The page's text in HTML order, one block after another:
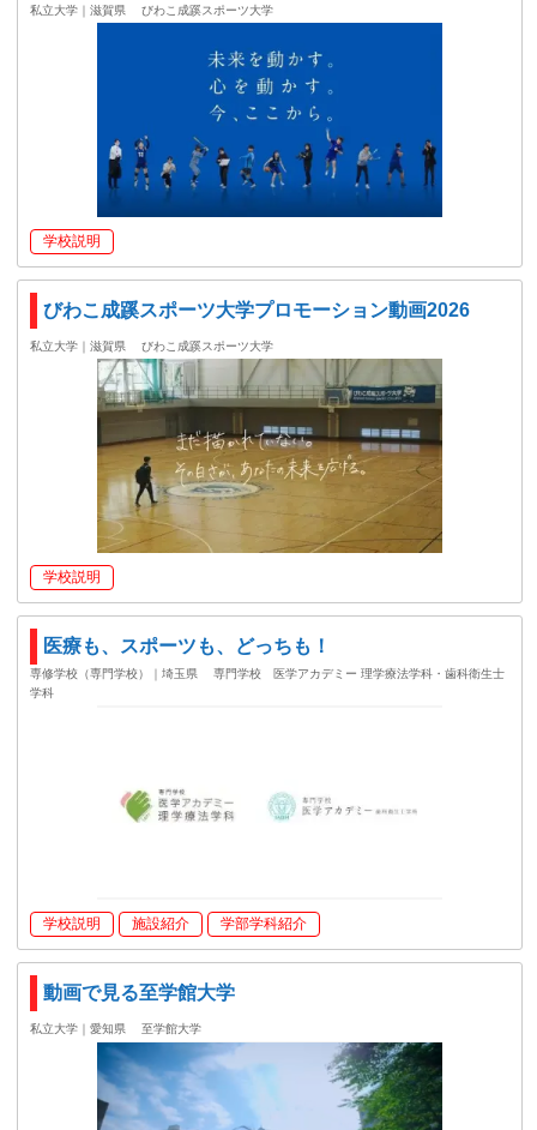
私立大学｜滋賀県 びわこ成蹊スポーツ大学
学校説明
びわこ成蹊スポーツ大学プロモーション動画2026
私立大学｜滋賀県 びわこ成蹊スポーツ大学
学校説明
医療も、スポーツも、どっちも！
専修学校（専門学校）｜埼玉県
専門学校 医学アカデミー 理学療法学科・歯科衛生士
学科
学校説明 施設紹介 学部学科紹介
動画で見る至学館大学
私立大学｜愛知県 至学館大学